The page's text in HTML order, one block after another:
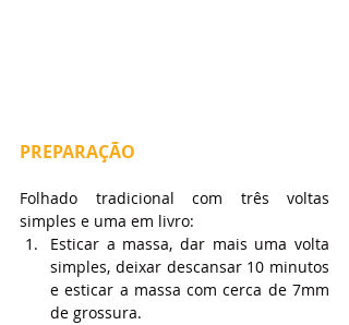
PREPARAÇÃO
Folhado tradicional com três voltas
simples e uma em livro:
Esticar a massa, dar mais uma volta
simples, deixar descansar 10 minutos
e esticar a massa com cerca de 7mm
de grossura.